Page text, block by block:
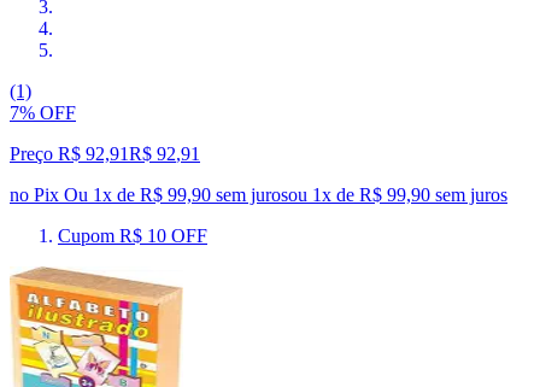
(1)
7% OFF
Preço R$ 92,91R$ 92,91
no Pix Ou 1x de R$ 99,90 sem jurosou 1x de R$ 99,90 sem juros
Cupom R$ 10 OFF